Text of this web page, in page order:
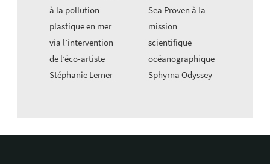
à la pollution
plastique en mer
via l’intervention
de l’éco-artiste
Stéphanie Lerner
Sea Proven à la
mission
scientifique
océanographique
Sphyrna Odyssey